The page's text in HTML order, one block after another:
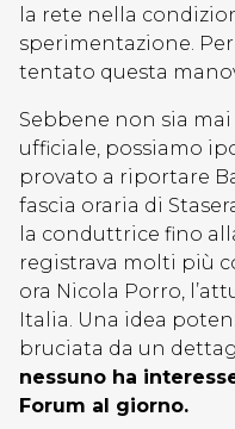
la rete nella
sperimentazione.
tentato questa
Sebbene non sia
ufficiale, possiamo
provato a riportare
fascia oraria di
la conduttrice fino
registrava molti più
ora Nicola Porro,
Italia. Una idea
bruciata da un
nessuno ha
Forum al giorno.